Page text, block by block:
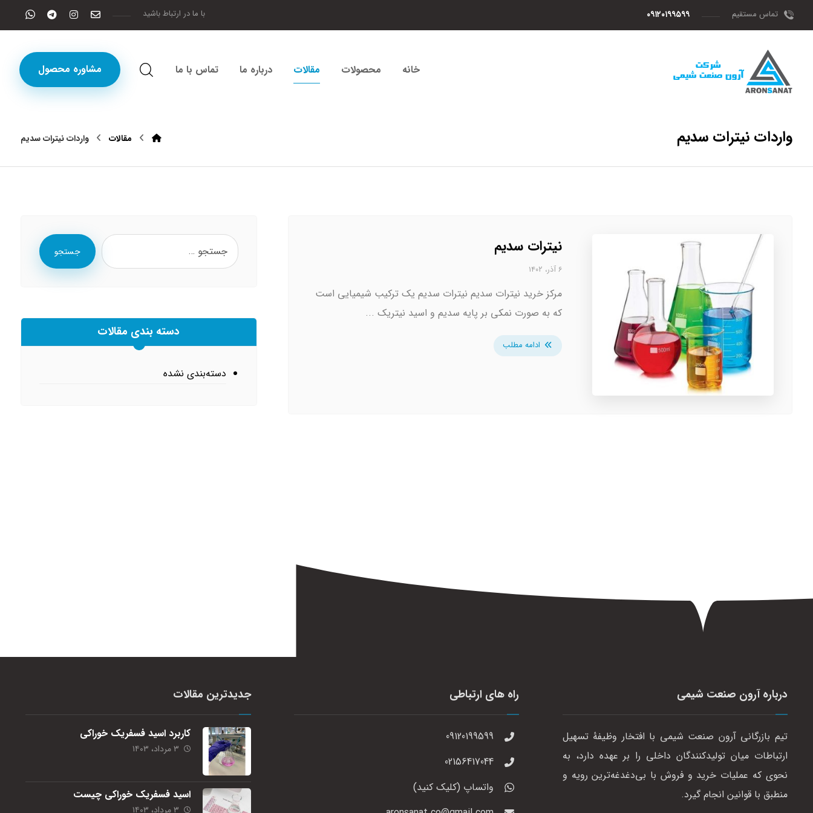
تماس مستقیم ۰۹۱۲۰۱۹۹۵۹۹ با ما در ارتباط باشید
مشاوره محصول خانه محصولات مقالات درباره ما تماس با ما
واردات نیترات سدیم مقالات واردات نیترات سدیم
نیترات سدیم
۶ آذر، ۱۴۰۲
مرکز خرید نیترات سدیم نیترات سدیم یک ترکیب شیمیایی است
که به صورت نمکی بر پایه سدیم و اسید نیتریک ...
ادامه مطلب
جستجو
دسته بندی مقالات
دسته‌بندی نشده
درباره آرون صنعت شیمی
تیم بازرگانی آرون صنعت شیمی با افتخار وظیفهٔ تسهیل
ارتباطات میان تولیدکنندگان داخلی را بر عهده دارد، به
نحوی که عملیات خرید و فروش با بی‌دغدغه‌ترین رویه و
منطبق با قوانین انجام گیرد.
راه های ارتباطی
09120199599
02156417044
واتساپ (کلیک کنید)
جدیدترین مقالات
کاربرد اسید فسفریک خوراکی
۳ مرداد، ۱۴۰۳
اسید فسفریک خوراکی چیست
۳ مرداد، ۱۴۰۳